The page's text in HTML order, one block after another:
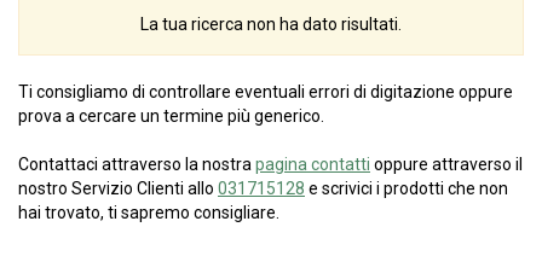
La tua ricerca non ha dato risultati.
Ti consigliamo di controllare eventuali errori di digitazione oppure
prova a cercare un termine più generico.
Contattaci attraverso la nostra pagina contatti oppure attraverso il
nostro Servizio Clienti allo 031715128 e scrivici i prodotti che non
hai trovato, ti sapremo consigliare.